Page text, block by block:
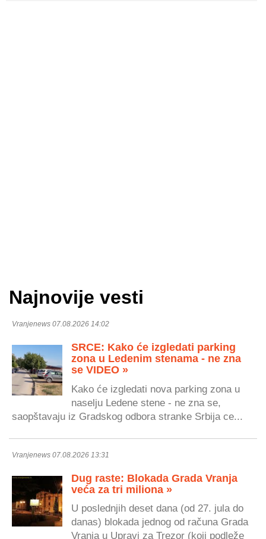
Najnovije vesti
Vranjenews 07.08.2026 14:02
SRCE: Kako će izgledati parking
zona u Ledenim stenama - ne zna
se VIDEO »
Kako će izgledati nova parking zona u
naselju Ledene stene - ne zna se,
saopštavaju iz Gradskog odbora stranke Srbija ce...
Vranjenews 07.08.2026 13:31
Dug raste: Blokada Grada Vranja
veća za tri miliona »
U poslednjih deset dana (od 27. jula do
danas) blokada jednog od računa Grada
Vranja u Upravi za Trezor (koji podleže